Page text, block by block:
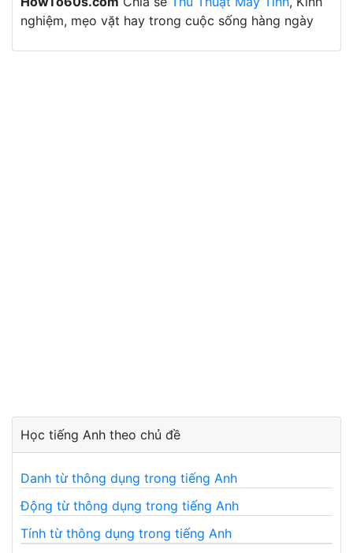
nghiệm, mẹo vặt hay trong cuộc sống hàng ngày
Học tiếng Anh theo chủ đề
Danh từ thông dụng trong tiếng Anh
Động từ thông dụng trong tiếng Anh
Tính từ thông dụng trong tiếng Anh